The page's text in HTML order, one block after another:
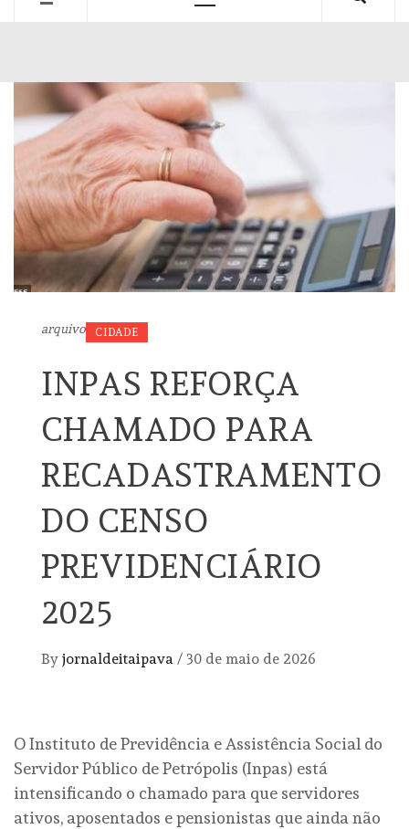
arquivo CIDADE
INPAS REFORÇA
CHAMADO PARA
RECADASTRAMENTO
DO CENSO
PREVIDENCIÁRIO
2025
By jornaldeitaipava / 30 de maio de 2026
O Instituto de Previdência e Assistência Social do
Servidor Público de Petrópolis (Inpas) está
intensificando o chamado para que servidores
ativos, aposentados e pensionistas que ainda não